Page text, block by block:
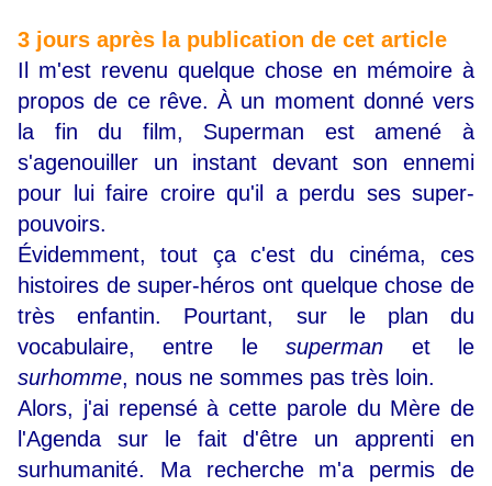
3 jours après la publication de cet article
Il m'est revenu quelque chose en mémoire à
propos de ce rêve. À un moment donné vers
la fin du film, Superman est amené à
s'agenouiller un instant devant son ennemi
pour lui faire croire qu'il a perdu ses super-
pouvoirs.
Évidemment, tout ça c'est du cinéma, ces
histoires de super-héros ont quelque chose de
très enfantin. Pourtant, sur le plan du
vocabulaire, entre lesuperman et le
surhomme, nous ne sommes pas très loin.
Alors, j'ai repensé à cette parole du Mère de
l'Agenda sur le fait d'être un apprenti en
surhumanité. Ma recherche m'a permis de